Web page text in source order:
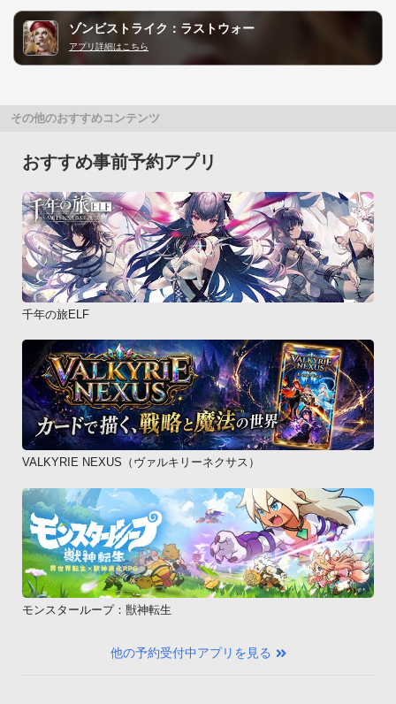
ゾンビストライク：ラストウォー
アプリ詳細はこちら
その他のおすすめコンテンツ
おすすめ事前予約アプリ
千年の旅ELF
VALKYRIE NEXUS（ヴァルキリーネクサス）
モンスターループ：獣神転生
他の予約受付中アプリを見る